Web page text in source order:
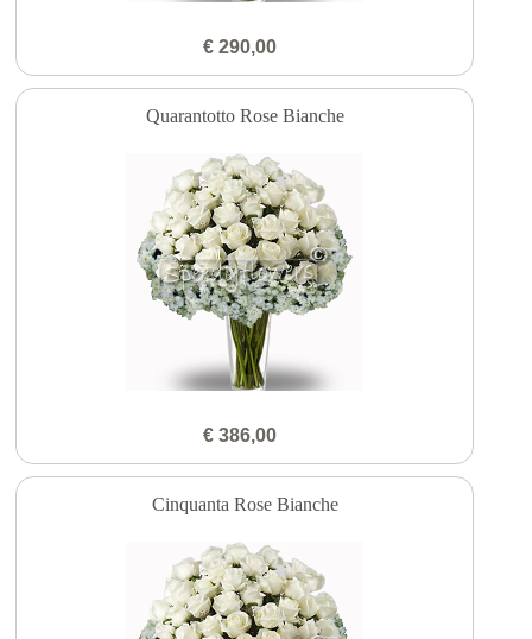
€ 290,00
Quarantotto Rose Bianche
€ 386,00
Cinquanta Rose Bianche